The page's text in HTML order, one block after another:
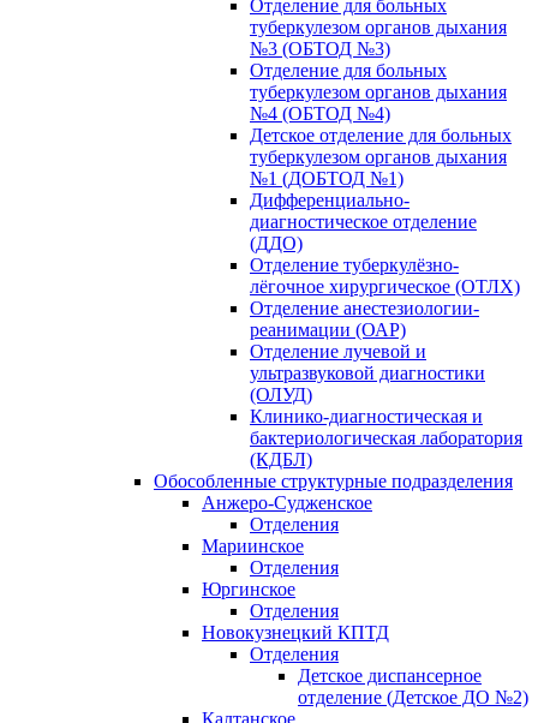
Отделение для больных
туберкулезом органов дыхания
№3 (ОБТОД №3)
Отделение для больных
туберкулезом органов дыхания
№4 (ОБТОД №4)
Детское отделение для больных
туберкулезом органов дыхания
№1 (ДОБТОД №1)
Дифференциально-
диагностическое отделение
(ДДО)
Отделение туберкулёзно-
лёгочное хирургическое (ОТЛХ)
Отделение анестезиологии-
реанимации (ОАР)
Отделение лучевой и
ультразвуковой диагностики
(ОЛУД)
Клинико-диагностическая и
бактериологическая лаборатория
(КДБЛ)
Обособленные структурные подразделения
Анжеро-Судженское
Отделения
Мариинское
Отделения
Юргинское
Отделения
Новокузнецкий КПТД
Отделения
Детское диспансерное
отделение (Детское ДО №2)
Калтанское